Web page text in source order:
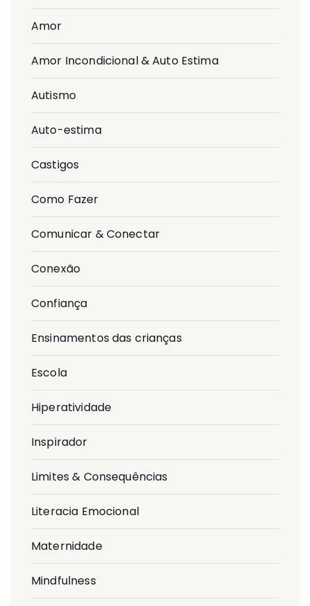
Amor
Amor Incondicional & Auto Estima
Autismo
Auto-estima
Castigos
Como Fazer
Comunicar & Conectar
Conexão
Confiança
Ensinamentos das crianças
Escola
Hiperatividade
Inspirador
Limites & Consequências
Literacia Emocional
Maternidade
Mindfulness